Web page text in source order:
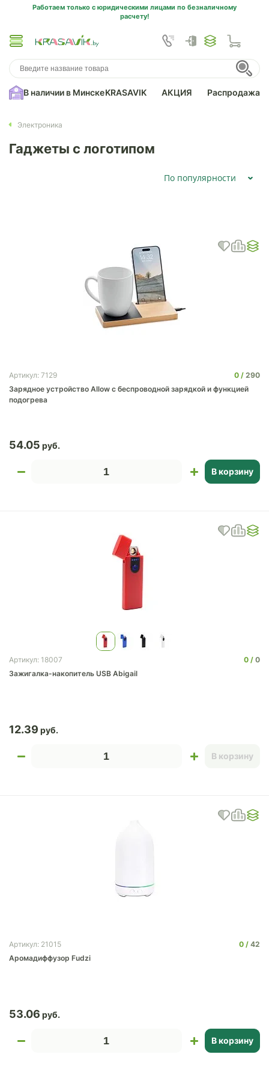
Работаем только с юридическими лицами по безналичному
расчету!
В наличии в МинскеKRASAVIK АКЦИЯ Распродажа
Электроника
Гаджеты с логотипом
По популярности
Артикул: 7129 0
290
Зарядное устройство Allow c беспроводной зарядкой и функцией
подогрева
54.05
В корзину
Артикул: 18007 0
0
Зажигалка-накопитель USB Abigail
12.39
В корзину
Артикул: 21015 0
42
Аромадиффузор Fudzi
53.06
В корзину